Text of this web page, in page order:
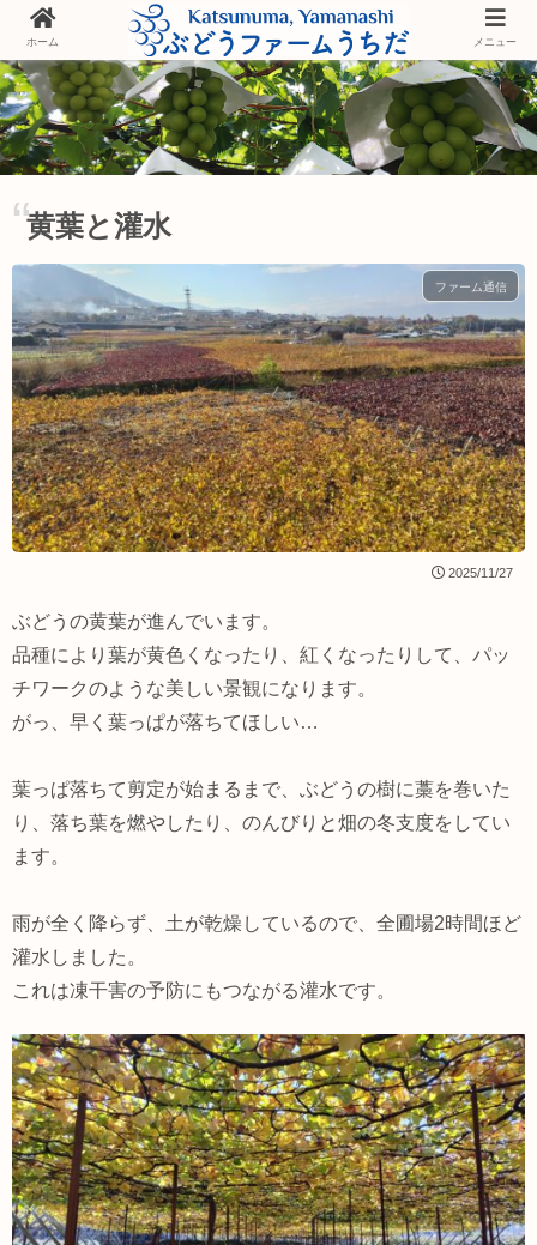
黄葉と灌水
ファーム通信
2025/11/27
ぶどうの黄葉が進んでいます。
品種により葉が黄色くなったり、紅くなったりして、パッ
チワークのような美しい景観になります。
がっ、早く葉っぱが落ちてほしい…
葉っぱ落ちて剪定が始まるまで、ぶどうの樹に藁を巻いた
り、落ち葉を燃やしたり、のんびりと畑の冬支度をしてい
ます。
雨が全く降らず、土が乾燥しているので、全圃場2時間ほど
灌水しました。
これは凍干害の予防にもつながる灌水です。
ホーム メニュー